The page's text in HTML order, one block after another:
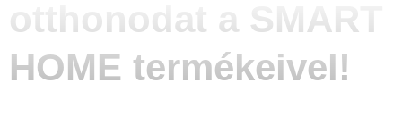
otthonodat a SMART
HOME termékeivel!